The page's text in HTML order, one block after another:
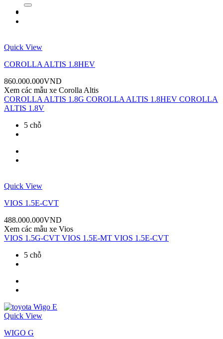
Quick View
COROLLA ALTIS 1.8HEV
860.000.000VND
Xem các mẫu xe Corolla Altis
COROLLA ALTIS 1.8G COROLLA ALTIS 1.8HEV COROLLA
ALTIS 1.8V
5 chỗ
Quick View
VIOS 1.5E-CVT
488.000.000VND
Xem các mẫu xe Vios
VIOS 1.5G-CVT VIOS 1.5E-MT VIOS 1.5E-CVT
5 chỗ
Quick View
WIGO G